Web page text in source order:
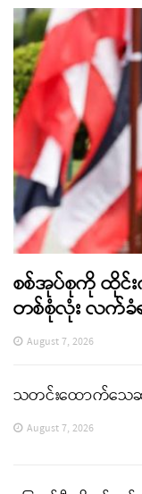
စစ်အုပ်စုကို ထိုင်
တစ်စုံလုံး လက်ခံ
August 7, 2026
သတင်းထောက်သေဆုံး
August 7, 2026